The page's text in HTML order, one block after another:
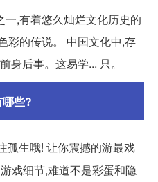
,有着悠久灿烂文化历史的
彩的传说。 中国文化中,存
身后事。这易学... 只。
哪些?
孤生哦! 让你震撼的游最戏
戏细节,难道不是彩蛋和隐